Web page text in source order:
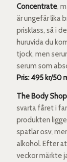
Concentrate,
är ungefär lika
prisklass, så i
huruvida du
tjock, men
serum som
Pris: 495 kr/50
The Body
svarta fåret i
produkten
spatlar osv,
alkohol. Efter
veckor märkte